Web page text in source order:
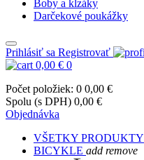
Boby a klzáky
Darčekové poukážky
Prihlásiť sa Registrovať
0,00 € 0
Počet položiek: 0 0,00 €
Spolu (s DPH) 0,00 €
Objednávka
VŠETKY PRODUKTY
BICYKLE add remove